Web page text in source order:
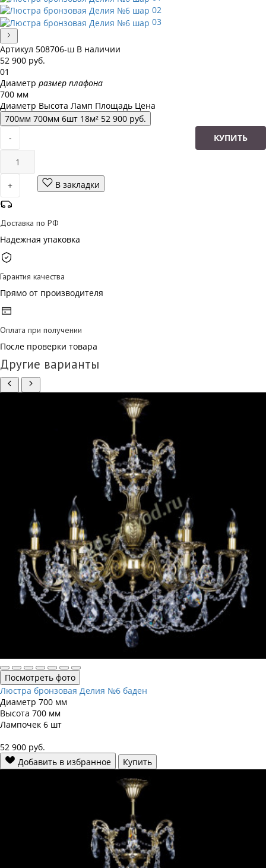
02
03
Артикул 508706-ш В наличии
52 900 руб.
01
Диаметр размер плафона
700 мм
Диаметр Высота Ламп Площадь Цена
700мм 700мм 6шт 18м² 52 900 руб.
-
+
КУПИТЬ
В закладки
Доставка по РФ
Надежная упаковка
Гарантия качества
Прямо от производителя
Оплата при получении
После проверки товара
Другие варианты
Посмотреть фото
Люстра бронзовая Делия №6 баден
Диаметр 700 мм
Высота 700 мм
Лампочек 6 шт
52 900 руб.
Добавить в избранное
Купить